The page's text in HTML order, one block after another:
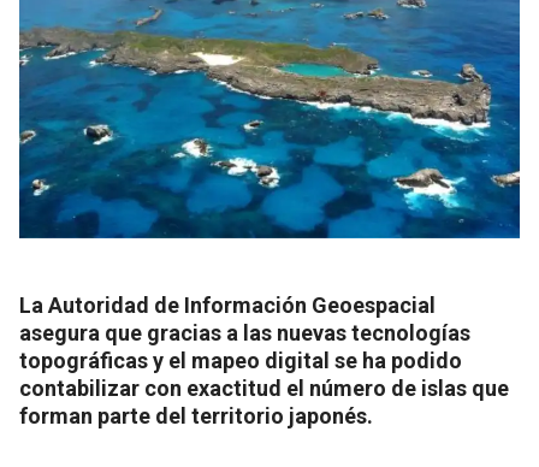
La Autoridad de Información Geoespacial
asegura que gracias a las nuevas tecnologías
topográficas y el mapeo digital se ha podido
contabilizar con exactitud el número de islas que
forman parte del territorio japonés.